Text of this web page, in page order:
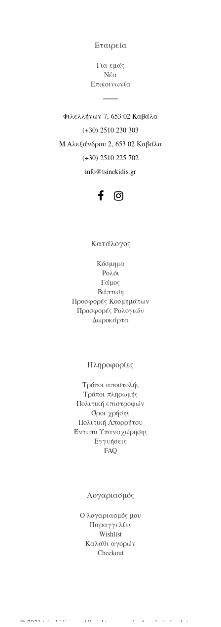
Εταιρεία
Για εμάς
Νέα
Επικοινωνία
Φιλελλήνων 7, 653 02 Καβάλα
(+30) 2510 230 303
Μ.Αλεξάνδρου 2, 653 02 Καβάλα
(+30) 2510 225 702
info@tsinekidis.gr
 
Κατάλογος
Κόσμημα
Ρολόι
Γάμος
Βάπτιση
Προσφορές Κοσμημάτων
Προσφορές Ρολογιών
Δωροκάρτα
Πληροφορίες
Τρόποι αποστολής
Τρόποι πληρωμής
Πολιτική επιστροφών
Όροι χρήσης
Πολιτική Απορρήτου
Έντυπο Υπαναχώρησης
Εγγυήσεις
FAQ
Λογαριασμός
Ο λογαριασμός μου
Παραγγελίες
Wishlist
Καλάθι αγορών
Checkout
© 2021 tsinekidis.gr · All rights reserved · A website by Artware